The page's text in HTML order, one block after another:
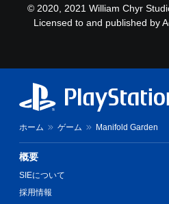
© 2020, 2021 William Chyr
Licensed to and published by
ホーム ゲーム Manifold Garden
概要
SIEについて
採用情報